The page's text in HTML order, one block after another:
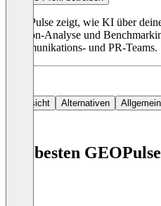
GEOPulse zeigt, wie KI über
Citation-Analyse und
Kommunikations- und PR-Teams.
Übersicht Alternativen
Die besten